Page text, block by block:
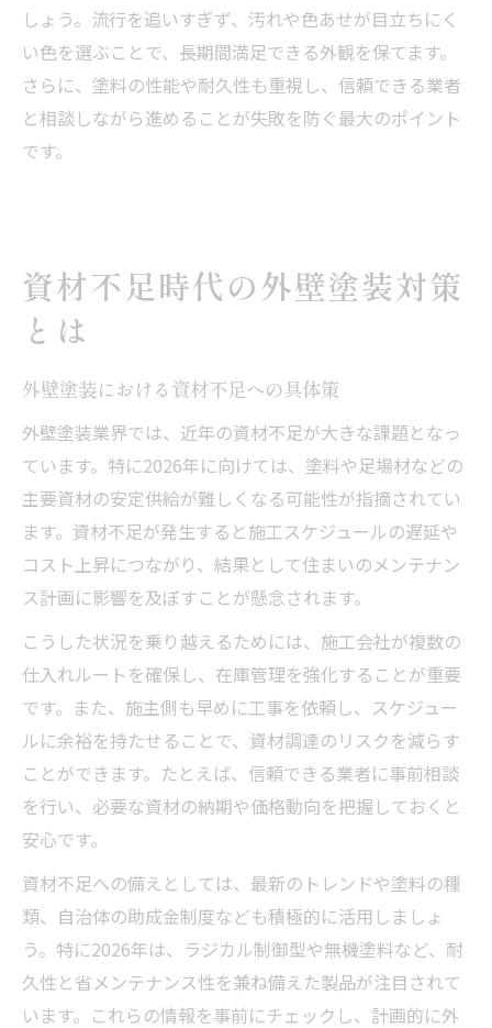
しょう。流行を追いすぎず、汚れや色あせが目立ちにく
い色を選ぶことで、長期間満足できる外観を保てます。
さらに、塗料の性能や耐久性も重視し、信頼できる業者
と相談しながら進めることが失敗を防ぐ最大のポイント
です。
資材不足時代の外壁塗装対策
とは
外壁塗装における資材不足への具体策
外壁塗装業界では、近年の資材不足が大きな課題となっ
ています。特に2026年に向けては、塗料や足場材などの
主要資材の安定供給が難しくなる可能性が指摘されてい
ます。資材不足が発生すると施工スケジュールの遅延や
コスト上昇につながり、結果として住まいのメンテナン
ス計画に影響を及ぼすことが懸念されます。
こうした状況を乗り越えるためには、施工会社が複数の
仕入れルートを確保し、在庫管理を強化することが重要
です。また、施主側も早めに工事を依頼し、スケジュー
ルに余裕を持たせることで、資材調達のリスクを減らす
ことができます。たとえば、信頼できる業者に事前相談
を行い、必要な資材の納期や価格動向を把握しておくと
安心です。
資材不足への備えとしては、最新のトレンドや塗料の種
類、自治体の助成金制度なども積極的に活用しましょ
う。特に2026年は、ラジカル制御型や無機塗料など、耐
久性と省メンテナンス性を兼ね備えた製品が注目されて
います。これらの情報を事前にチェックし、計画的に外